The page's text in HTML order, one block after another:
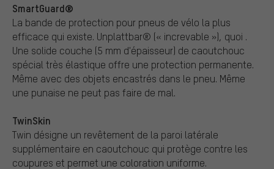
SmartGuard®
La bande de protection pour pneus de vélo la plus
efficace qui existe. Unplattbar® (« increvable »), quoi .
Une solide couche (5 mm d'épaisseur) de caoutchouc
spécial très élastique offre une protection permanente.
Même avec des objets encastrés dans le pneu. Même
une punaise ne peut pas faire de mal.
TwinSkin
Twin désigne un revêtement de la paroi latérale
supplémentaire en caoutchouc qui protège contre les
coupures et permet une coloration uniforme.